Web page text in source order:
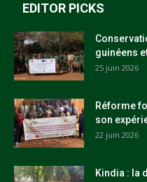
EDITOR PICKS
guinéens
25 juin 2026
Réforme
son
22 juin 2026
Kindia : la